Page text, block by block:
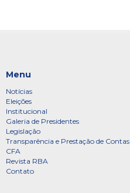
Menu
Notícias
Eleições
Institucional
Galeria de Presidentes
Legislação
Transparência e Prestação de Contas
CFA
Revista RBA
Contato